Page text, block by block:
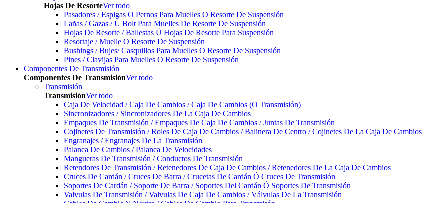
Hojas De ResorteVer todo
Pasadores / Espigas O Pernos Para Muelles O Resorte De Suspensión
Lañas / Gazas / U Bolt Para Muelles De Resorte De Suspensión
Hojas De Resorte / Ballestas Ú Hojas De Resorte Para Suspensión
Resortaje / Muelle O Resorte De Suspensión
Bushings / Bujes/ Casquillos Para Muelles O Resorte De Suspensión
Pines / Clavijas Para Muelles O Resorte De Suspensión
Componentes De Transmisión
Componentes De TransmisiónVer todo
Transmisión
TransmisiónVer todo
Caja De Velocidad / Caja De Cambios / Caja De Cambios (O Transmisión)
Sincronizadores / Sincronizadores De La Caja De Cambios
Empaques De Transmisión / Empaques De Caja De Cambios / Juntas De Transmisión
Cojinetes De Transmisión / Roles De Caja De Cambios / Balinera De Centro / Cojinetes De La Caja De Cambios
Engranajes / Engranajes De La Transmisión
Palanca De Cambios / Palanca De Velocidades
Mangueras De Transmisión / Conductos De Transmisión
Retendores De Transmisión / Retenedores De Caja De Cambios / Retenedores De La Caja De Cambios
Cruces De Cardán / Cruces De Barra / Crucetas De Cardán Ó Cruces De Transmisión
Soportes De Cardán / Soporte De Barra / Soportes Del Cardán Ó Soportes De Transmisión
Valvulas De Transmisión / Valvulas De Caja De Cambios / Válvulas De La Transmisión